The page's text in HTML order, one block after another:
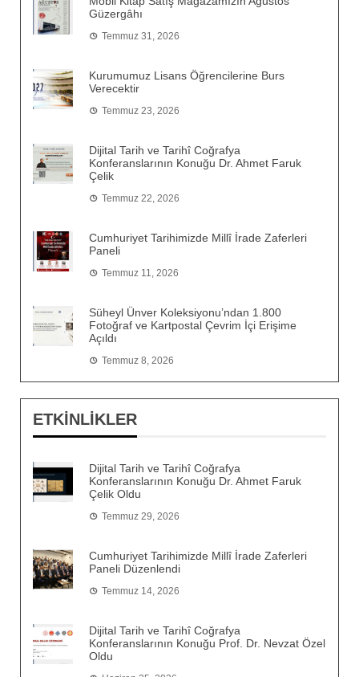
Güzergâhı
Temmuz 31, 2026
Kurumumuz Lisans Öğrencilerine Burs
Verecektir
Temmuz 23, 2026
Dijital Tarih ve Tarihî Coğrafya
Konferanslarının Konuğu Dr. Ahmet Faruk
Çelik
Temmuz 22, 2026
Cumhuriyet Tarihimizde Millî İrade Zaferleri
Paneli
Temmuz 11, 2026
Süheyl Ünver Koleksiyonu’ndan 1.800
Fotoğraf ve Kartpostal Çevrim İçi Erişime
Açıldı
Temmuz 8, 2026
ETKİNLİKLER
Dijital Tarih ve Tarihî Coğrafya
Konferanslarının Konuğu Dr. Ahmet Faruk
Çelik Oldu
Temmuz 29, 2026
Cumhuriyet Tarihimizde Millî İrade Zaferleri
Paneli Düzenlendi
Temmuz 14, 2026
Dijital Tarih ve Tarihî Coğrafya
Konferanslarının Konuğu Prof. Dr. Nevzat Özel
Oldu